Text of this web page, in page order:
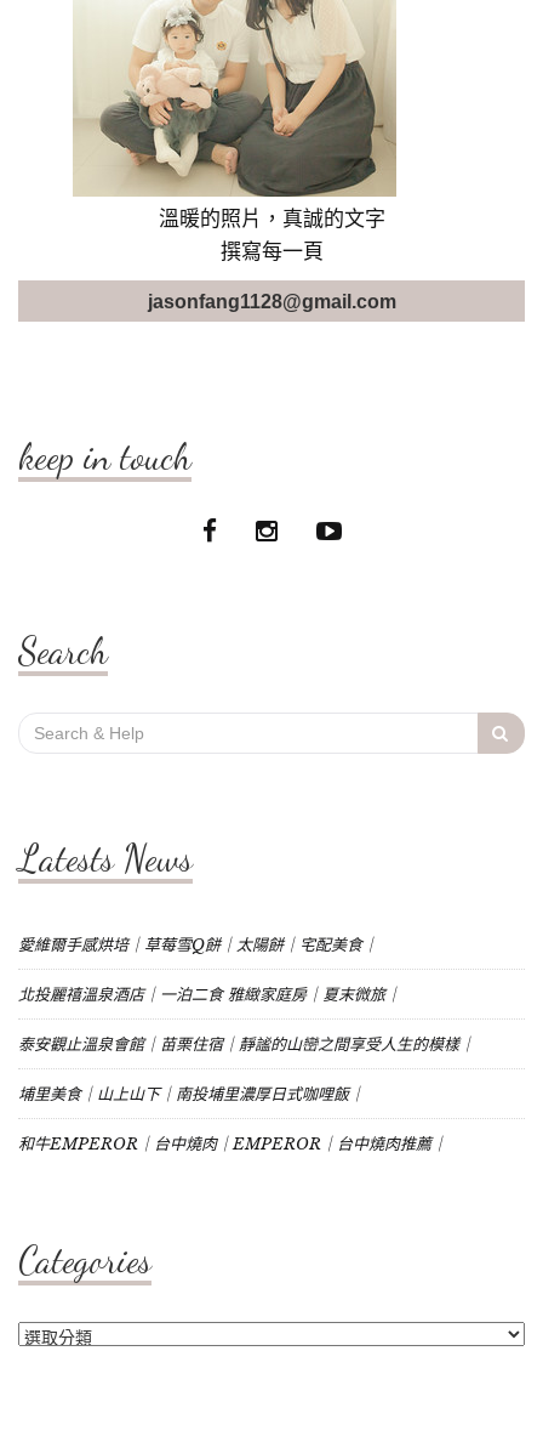
溫暖的照片，真誠的文字
撰寫每一頁
jasonfang1128@gmail.com
keep in touch
Search
Search
for:
Latests News
愛維爾手感烘培｜草莓雪Q餅｜太陽餅｜宅配美食｜
北投麗禧溫泉酒店｜一泊二食 雅緻家庭房｜夏末微旅｜
泰安觀止溫泉會館｜苗栗住宿｜靜謐的山巒之間享受人生的模樣｜
埔里美食｜山上山下｜南投埔里濃厚日式咖哩飯｜
和牛EMPEROR｜台中燒肉｜EMPEROR｜台中燒肉推薦｜
Categories
Categories